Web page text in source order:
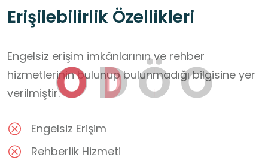
ODÖO
Erişilebilirlik Özellikleri
Engelsiz erişim imkânlarının ve rehber
hizmetlerinin bulunup bulunmadığı bilgisine yer
verilmiştir.
Engelsiz Erişim
Rehberlik Hizmeti